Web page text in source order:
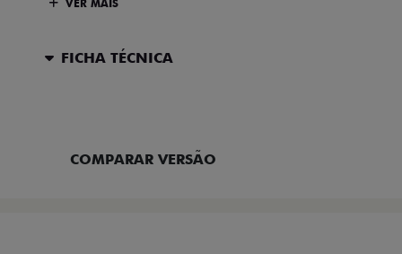
VER MAIS
FICHA TÉCNICA
COMPARAR VERSÃO